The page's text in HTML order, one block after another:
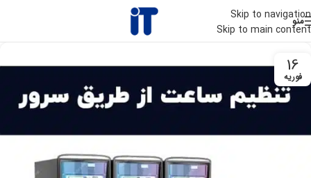
Skip to navigation
Skip to main content
منو
16
فوریه